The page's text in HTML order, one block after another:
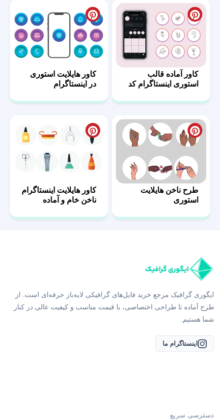
کاور آماده قالب
استوری اینستاگرام کد
کاور هایلایت استوری
در اینستاگرام
طرح ناخن هایلایت
استوری
کاور هایلایت اینستاگرام
ناخن خام و آماده
ایگوری گرافیک مرجع خرید فایل‌های گرافیکی لایه‌باز حرفه‌ای است. از
طرح آماده تا طراحی اختصاصی، با قیمت مناسب و کیفیت عالی در کنار
شما هستیم.
اینستاگرام ما
دسترسی سریع